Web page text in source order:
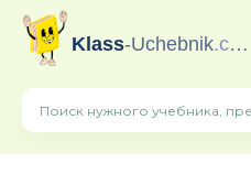
Klass-Uchebnik.com